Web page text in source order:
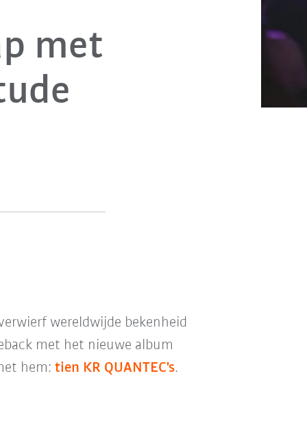
met
wereldwijde bekenheid
met het nieuwe album
hem: tien KR QUANTEC's.